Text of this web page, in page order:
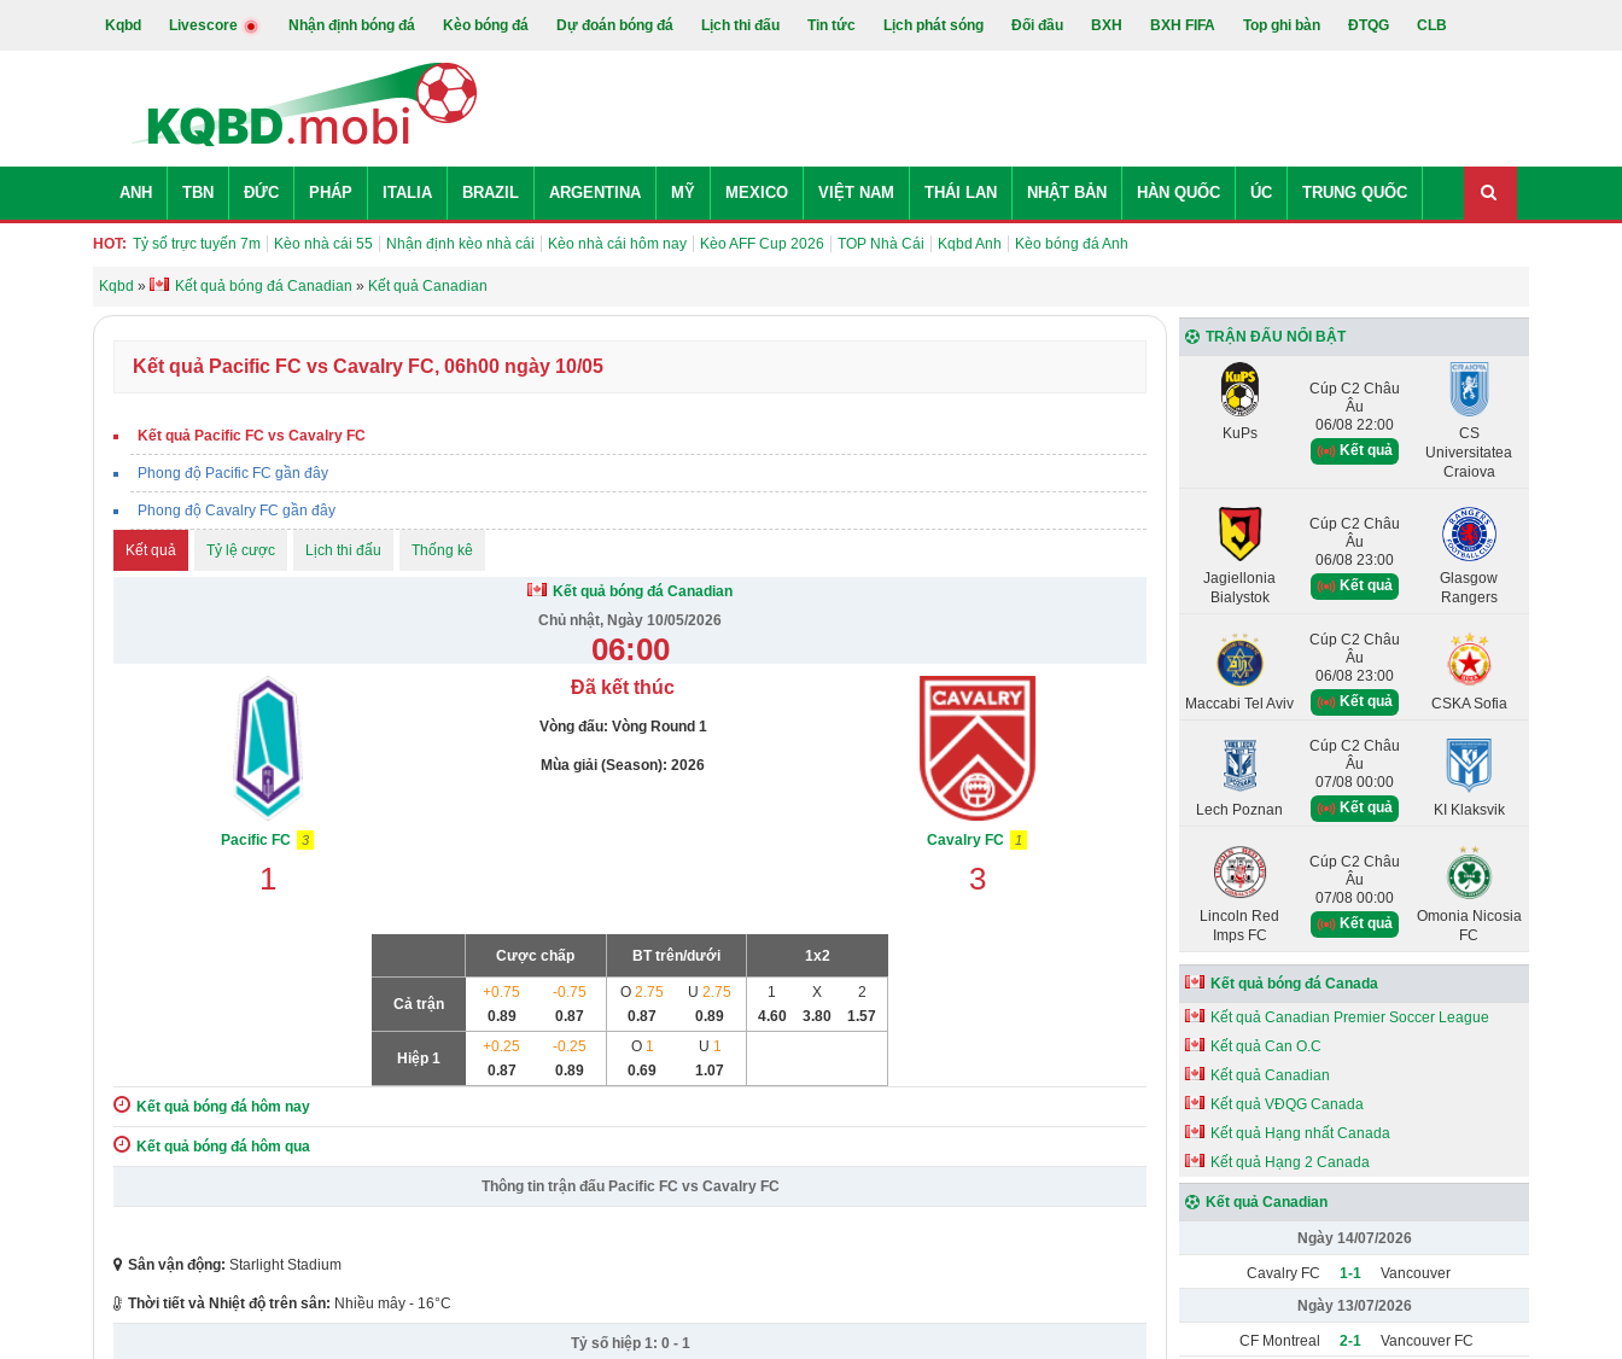
Kqbd Livescore Nhận định bóng đá Kèo bóng đá Dự đoán bóng đá Lịch thi đấu Tin tức Lịch phát sóng Đối đầu BXH BXH FIFA Top ghi bàn ĐTQG CLB
ANH TBN ĐỨC PHÁP ITALIA BRAZIL ARGENTINA MỸ MEXICO VIỆT NAM THÁI LAN NHẬT BẢN HÀN QUỐC ÚC TRUNG QUỐC
HOT: Tỷ số trực tuyến 7m Kèo nhà cái 55 Nhận định kèo nhà cái Kèo nhà cái hôm nay Kèo AFF Cup 2026 TOP Nhà Cái Kqbd Anh Kèo bóng đá Anh
Kqbd » Kết quả bóng đá Canadian » Kết quả Canadian
Kết quả Pacific FC vs Cavalry FC, 06h00 ngày 10/05
Kết quả Pacific FC vs Cavalry FC
Phong độ Pacific FC gần đây
Phong độ Cavalry FC gần đây
Kết quả Tỷ lệ cược Lịch thi đấu Thống kê
Kết quả bóng đá Canadian
Chủ nhật, Ngày 10/05/2026
06:00
Pacific FC 3
1
Đã kết thúc
Vòng đấu: Vòng Round 1
Mùa giải (Season): 2026
Cavalry FC 1
3
Cược chấp BT trên/dưới 1x2
Cả trận
+0.75
0.89
-0.75
0.87
O2.75
0.87
U2.75
0.89
1
4.60
X
3.80
2
1.57
Hiệp 1
+0.25
0.87
-0.25
0.89
O 1
0.69
U 1
1.07
Kết quả bóng đá hôm nay
Kết quả bóng đá hôm qua
Thông tin trận đấu Pacific FC vs Cavalry FC
Sân vận động: Starlight Stadium
Thời tiết và Nhiệt độ trên sân: Nhiều mây - 16°C
Tỷ số hiệp 1: 0- 1
TRẬN ĐẤU NỔI BẬT
KuPs
Cúp C2 Châu
Âu
06/08 22:00
Kết quả
CS
Universitatea
Craiova
Jagiellonia
Bialystok
Cúp C2 Châu
Âu
06/08 23:00
Kết quả
Glasgow
Rangers
Maccabi Tel Aviv
Cúp C2 Châu
Âu
06/08 23:00
Kết quả
CSKA Sofia
Lech Poznan
Cúp C2 Châu
Âu
07/08 00:00
Kết quả
KI Klaksvik
Lincoln Red
Imps FC
Cúp C2 Châu
Âu
07/08 00:00
Kết quả
Omonia Nicosia
FC
Kết quả bóng đá Canada
Kết quả Canadian Premier Soccer League
Kết quả Can O.C
Kết quả Canadian
Kết quả VĐQG Canada
Kết quả Hạng nhất Canada
Kết quả Hạng 2 Canada
Kết quả Canadian
Ngày 14/07/2026
Cavalry FC 1-1
Vancouver
Whitecaps
Ngày 13/07/2026
CF Montreal 2-1
Vancouver FC